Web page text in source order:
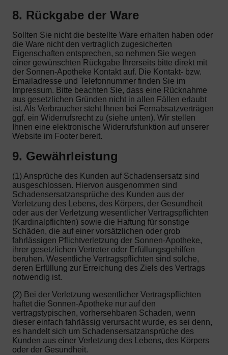
8. Rückgabe der Ware
Sollten Sie nicht die bestellte Ware erhalten haben oder
die Ware nicht den vertraglich zugesicherten
Eigenschaften entsprechen, so nehmen Sie wegen
einer gewünschten Rückgabe Ihrerseits bitte direkt mit
der Sonnen-Apotheke Kontakt auf. Die Kontakt- bzw.
Emailadresse und Telefonnummer finden Sie im
Impressum. Bitte beachten Sie, dass eine Rücknahme
aus gesetzlichen Gründen nicht in allen Fällen erlaubt
ist. Als Verbraucher steht Ihnen bei Fernabsatzverträgen
ggf. ein Widerrufsrecht zu (siehe unten). Wir stellen
Ihnen eine elektronische Widerrufsfunktion auf unserer
Website im Footer bereit.
9. Gewährleistung
(1) Ansprüche des Kunden auf Schadensersatz sind
ausgeschlossen. Hiervon ausgenommen sind
Schadensersatzansprüche des Kunden aus der
Verletzung des Lebens, des Körpers, der Gesundheit
oder aus der Verletzung wesentlicher Vertragspflichten
(Kardinalpflichten) sowie die Haftung für sonstige
Schäden, die auf einer vorsätzlichen oder grob
fahrlässigen Pflichtverletzung der Sonnen-Apotheke,
ihrer gesetzlichen Vertreter oder Erfüllungsgehilfen
beruhen. Wesentliche Vertragspflichten sind solche,
deren Erfüllung zur Erreichung des Ziels des Vertrags
notwendig ist.
(2) Bei der Verletzung wesentlicher Vertragspflichten
haftet die Sonnen-Apotheke nur auf den
vertragstypischen, vorhersehbaren Schaden, wenn
dieser einfach fahrlässig verursacht wurde, es sei denn,
es handelt sich um Schadensersatzansprüche des
Kunden aus einer Verletzung des Lebens, des Körpers
oder der Gesundheit.